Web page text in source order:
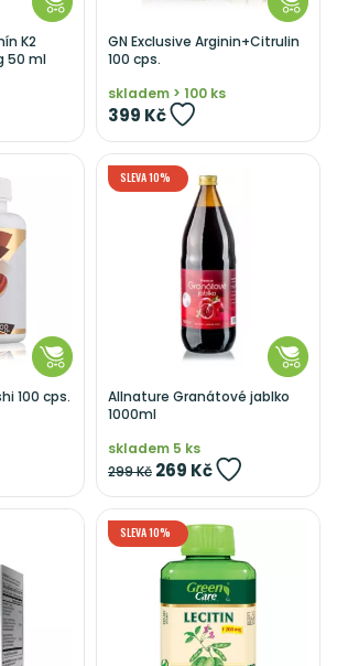
K2
50 ml
GN Exclusive Arginin+Citrulin
100 cps.
skladem > 100 ks
399 Kč
100 cps.
SLEVA 10%
Allnature Granátové jablko
1000ml
skladem 5 ks
299 Kč 269 Kč
SLEVA 10%